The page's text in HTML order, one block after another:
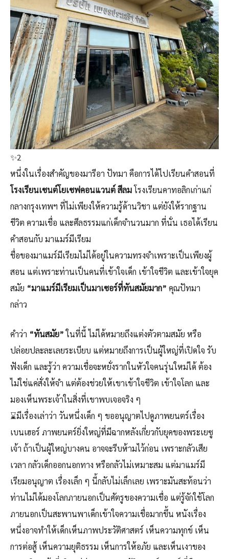
✨2
หนึ่งในเรื่องสำคัญของมารีอา ปัทมา คือการได้ไปเรียนคำสอนที่
โรงเรียนเซนต์โยเซฟคอนแวนต์ สีลมโรงเรียนคาทอลิกเก่าแก่
กลางกรุงเทพฯ ที่ไม่เพียงให้ความรู้ด้านวิชา แต่ยังให้รากฐาน
ชีวิต ความเชื่อ และศีลธรรมแก่เด็กจำนวนมาก ที่นั่น เธอได้เรียน
คำสอนกับ มาแมร์มีเรียม
ชื่อของมาแมร์มีเรียมไม่ได้อยู่ในความทรงจำเพราะเป็นเพียงผู้
สอน แต่เพราะท่านเป็นคนที่เข้าใจเด็ก เข้าใจชีวิต และเข้าใจยุค
สมัย “มาแมร์มีเรียมเป็นมาเซอร์ที่ทันสมัยมาก” คุณปัทมา
กล่าว
คำว่า “ทันสมัย”ในที่นี้ ไม่ได้หมายถึงแต่งตัวตามสมัย หรือ
ปล่อยปละละเลยระเบียบ แต่หมายถึงการเป็นผู้ใหญ่ที่เปิดใจ รับ
ฟังเด็ก และรู้ว่า ความเชื่อจะหยั่งรากในหัวใจคนรุ่นใหม่ได้ ต้อง
ไม่ใช่แค่สั่งให้จำ แต่ต้องช่วยให้เขาเข้าใจชีวิต เข้าใจโลก และ
มองเห็นพระเจ้าในสิ่งที่เขาพบเจอจริง ๆ
⌛มีเรื่องเล่าว่า วันหนึ่งเด็ก ๆ ขออนุญาตไปดูภาพยนตร์เรื่อง
เบนเฮอร์ ภาพยนตร์ยิ่งใหญ่ที่มีฉากหลังเกี่ยวกับยุคของพระเยซู
เจ้า ถ้าเป็นผู้ใหญ่บางคน อาจจะรีบห้ามไว้ก่อน เพราะกลัวเสีย
เวลา กลัวเด็กออกนอกทาง หรือกลัวไม่เหมาะสม แต่มาแมร์มี
เรียมอนุญาต เรื่องเล็ก ๆ นี้กลับไม่เล็กเลย เพราะมันสะท้อนว่า
ท่านไม่ได้มองโลกภายนอกเป็นศัตรูของความเชื่อ แต่รู้จักใช้โลก
ภายนอกเป็นสะพานพาเด็กเข้าใจความเชื่อมากขึ้น หนังเรื่อง
หนึ่งอาจทำให้เด็กเห็นภาพประวัติศาสตร์ เห็นความทุกข์ เห็น
การต่อสู้ เห็นความยุติธรรม เห็นการให้อภัย และเห็นเงาของ